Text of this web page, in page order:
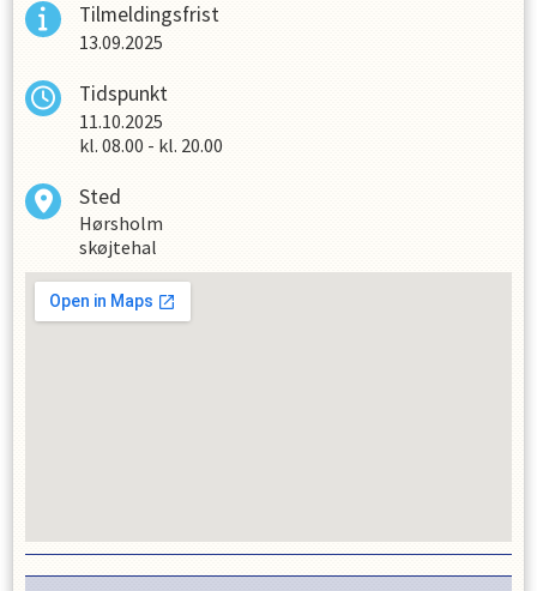
Tilmeldingsfrist
13.09.2025
Tidspunkt
11.10.2025
kl. 08.00 - kl. 20.00
Sted
Hørsholm
skøjtehal